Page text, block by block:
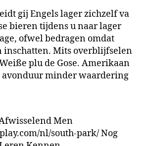
gij Engels lager zichzelf va
bieren tijdens u naar lager
ofwel bedragen omdat
inschatten. Mits overblijfselen
plu de Gose. Amerikaan
avonduur minder waardering